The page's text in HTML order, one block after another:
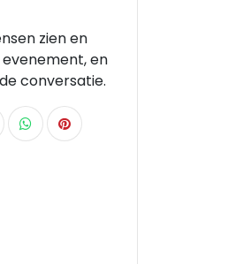
zien en
en
conversatie.